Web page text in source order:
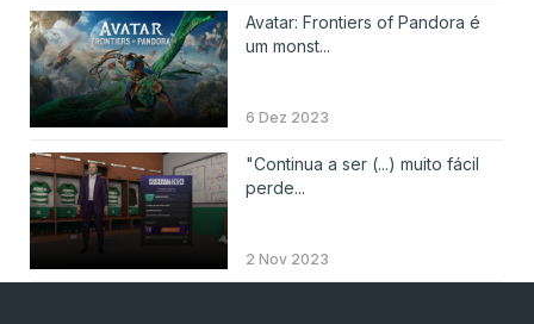
Avatar: Frontiers of Pandora é
um monst...
6 Dez 2023
"Continua a ser (...) muito fácil
perde...
2 Nov 2023